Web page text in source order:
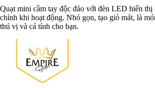
Quạt mini cầm tay độc đáo với đèn LED hiển
chỉnh khi hoạt động. Nhỏ gọn, tạo gió mát, là
thú vị và cá tính cho bạn.